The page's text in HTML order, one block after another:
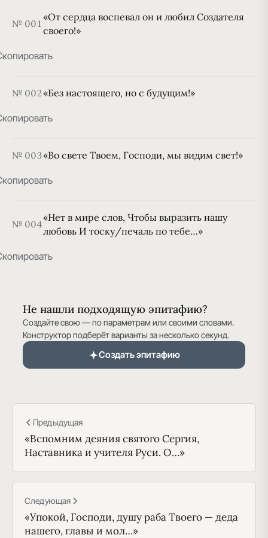
№ 001
«От сердца воспевал он и любил Создателя
своего!»
№ 002«Без настоящего, но с будущим!»
№ 003«Во свете Твоем, Господи, мы видим свет!»
№ 004
«Нет в мире слов, Чтобы выразить нашу
любовь И тоску/печаль по тебе…»
Не нашли подходящую эпитафию?
Создайте свою — по параметрам или своими словами.
Конструктор подберёт варианты за несколько секунд.
Создать эпитафию
Предыдущая
«Вспомним деяния святого Сергия,
Наставника и учителя Руси. О…»
Следующая
«Упокой, Господи, душу раба Твоего — деда
нашего, главы и мол…»